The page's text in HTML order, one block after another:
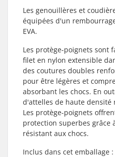
Les genouillères et
équipées d'un
EVA.
Les protège-poignets sont
filet en nylon extensible
des coutures doubles
pour être légères et
absorbant les chocs. En
d'attelles de haute densité
Les protège-poignets
protection superbes grâce
résistant aux chocs.
Inclus dans cet emballage :